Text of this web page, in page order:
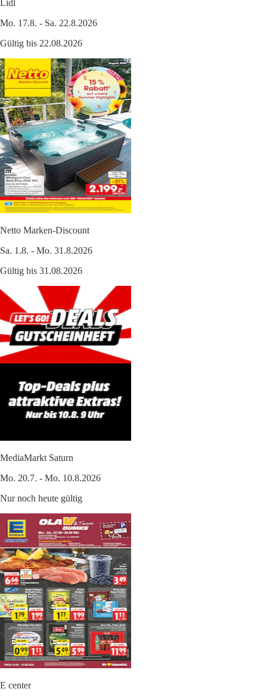
Lidl
Mo. 17.8. - Sa. 22.8.2026
Gültig bis 22.08.2026
Netto Marken-Discount
Sa. 1.8. - Mo. 31.8.2026
Gültig bis 31.08.2026
MediaMarkt Saturn
Mo. 20.7. - Mo. 10.8.2026
Nur noch heute gültig
E center